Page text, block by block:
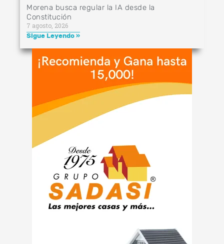
Morena busca regular la IA desde la
Constitución
7 agosto, 2026
Sigue Leyendo »